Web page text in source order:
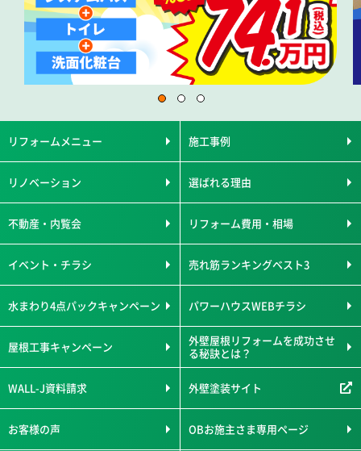
リフォームメニュー 施工事例
リノベーション 選ばれる理由
不動産・内覧会 リフォーム費用・相場
イベント・チラシ 売れ筋ランキングベスト3
水まわり4点パックキャンペーン パワーハウスWEBチラシ
屋根工事キャンペーン
外壁屋根リフォームを成功させ
る秘訣とは？
WALL-J資料請求 外壁塗装サイト
お客様の声 OBお施主さま専用ページ